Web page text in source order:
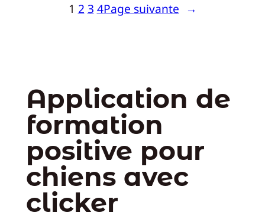
1 2 3 4Page suivante →
Application de
formation
positive pour
chiens avec
clicker